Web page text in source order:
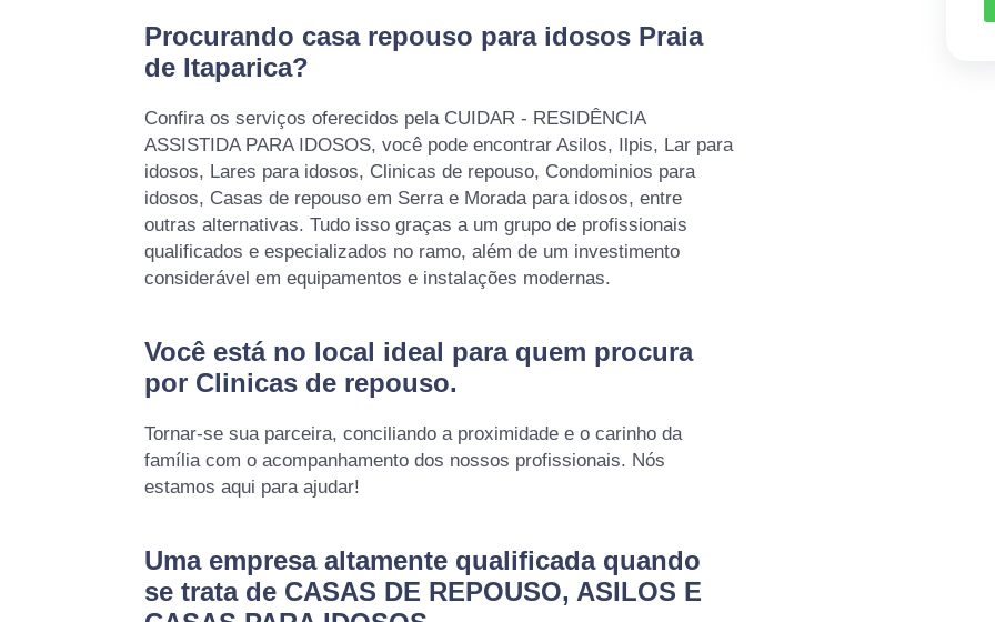
Procurando casa repouso para idosos Praia
de Itaparica?
Confira os serviços oferecidos pela CUIDAR - RESIDÊNCIA
ASSISTIDA PARA IDOSOS, você pode encontrar Asilos, Ilpis, Lar para
idosos, Lares para idosos, Clinicas de repouso, Condominios para
idosos, Casas de repouso em Serra e Morada para idosos, entre
outras alternativas. Tudo isso graças a um grupo de profissionais
qualificados e especializados no ramo, além de um investimento
considerável em equipamentos e instalações modernas.
Você está no local ideal para quem procura
por Clinicas de repouso.
Tornar-se sua parceira, conciliando a proximidade e o carinho da
família com o acompanhamento dos nossos profissionais. Nós
estamos aqui para ajudar!
Uma empresa altamente qualificada quando
se trata de CASAS DE REPOUSO, ASILOS E